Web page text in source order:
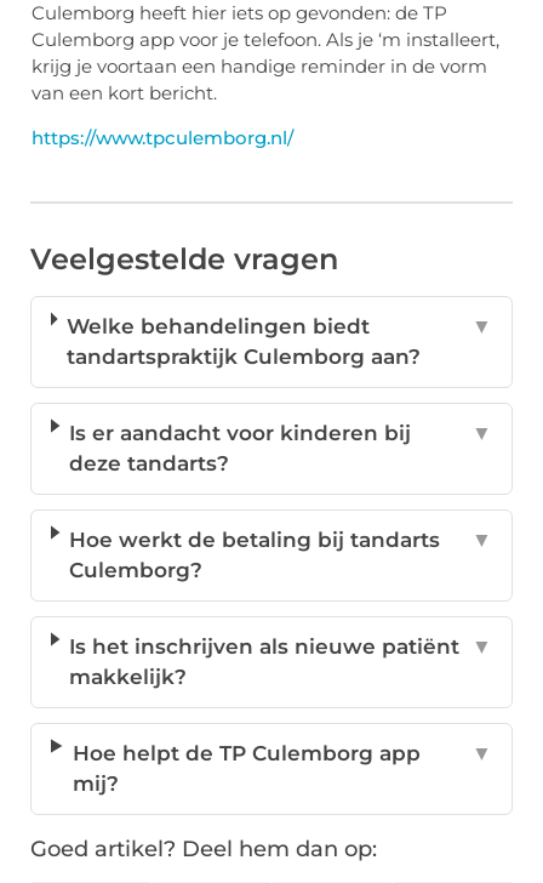
Culemborg heeft hier iets op gevonden: de TP
Culemborg app voor je telefoon. Als je ‘m installeert,
krijg je voortaan een handige reminder in de vorm
van een kort bericht.
https://www.tpculemborg.nl/
Veelgestelde vragen
Welke behandelingen biedt
tandartspraktijk Culemborg aan?
▼
Is er aandacht voor kinderen bij
deze tandarts?
▼
Hoe werkt de betaling bij tandarts
Culemborg?
▼
Is het inschrijven als nieuwe patiënt
makkelijk?
▼
Hoe helpt de TP Culemborg app
mij?
▼
Goed artikel? Deel hem dan op: